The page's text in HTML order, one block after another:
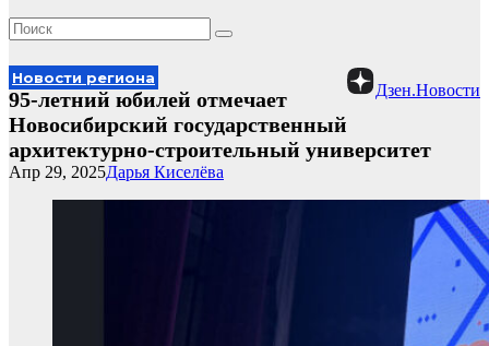
Дзен.Новости
Новости региона
95-летний юбилей отмечает
Новосибирский государственный
архитектурно-строительный университет
Дарья Киселёва
Апр 29, 2025